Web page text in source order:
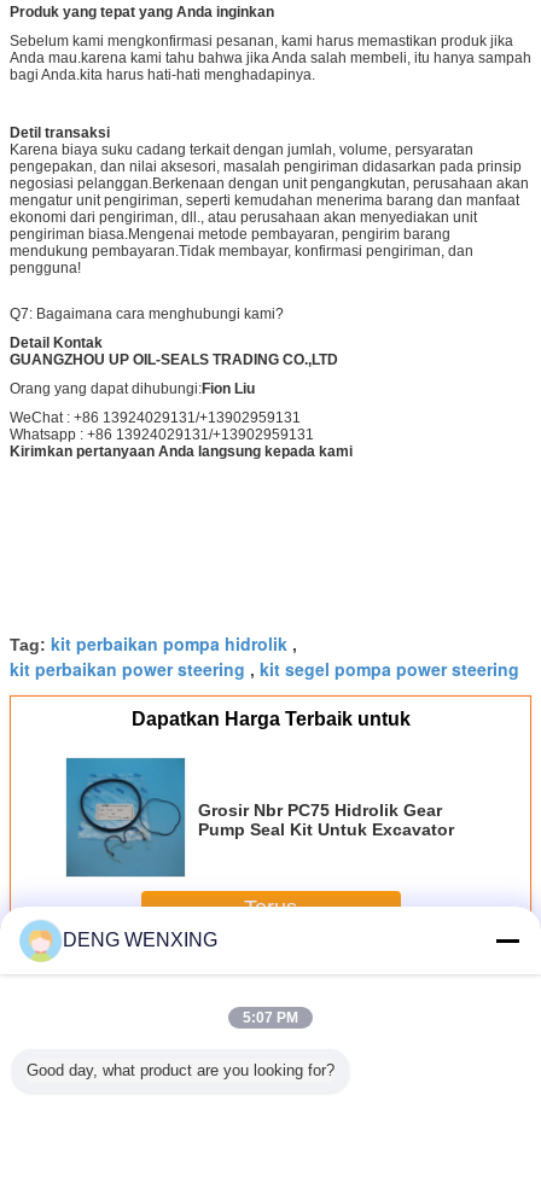
Produk yang tepat yang Anda inginkan
Sebelum kami mengkonfirmasi pesanan, kami harus memastikan produk jika
Anda mau.karena kami tahu bahwa jika Anda salah membeli, itu hanya sampah
bagi Anda.kita harus hati-hati menghadapinya.
Detil transaksi
Karena biaya suku cadang terkait dengan jumlah, volume, persyaratan
pengepakan, dan nilai aksesori, masalah pengiriman didasarkan pada prinsip
negosiasi pelanggan.Berkenaan dengan unit pengangkutan, perusahaan akan
mengatur unit pengiriman, seperti kemudahan menerima barang dan manfaat
ekonomi dari pengiriman, dll., atau perusahaan akan menyediakan unit
pengiriman biasa.Mengenai metode pembayaran, pengirim barang
mendukung pembayaran.Tidak membayar, konfirmasi pengiriman, dan
pengguna!
Q7: Bagaimana cara menghubungi kami?
Detail Kontak
GUANGZHOU UP OIL-SEALS TRADING CO.,LTD
Orang yang dapat dihubungi:Fion Liu
WeChat : +86 13924029131/+13902959131
Whatsapp : +86 13924029131/+13902959131
Kirimkan pertanyaan Anda langsung kepada kami
Tag: kit perbaikan pompa hidrolik ,
kit perbaikan power steering , kit segel pompa power steering
Dapatkan Harga Terbaik untuk
Grosir Nbr PC75 Hidrolik Gear
Pump Seal Kit Untuk Excavator
Terus
LebihKit Segel Pompa Hidraulik
DENG WENXING
5:07 PM
Good day, what product are you looking for?